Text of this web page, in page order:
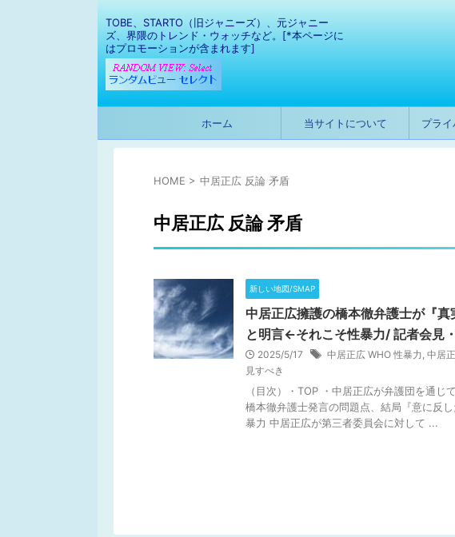
TOBE、STARTO（旧ジャニーズ）、元ジャニー
ズ、界隈のトレンド・ウォッチなど。[*本ページに
はプロモーションが含まれます]
ホーム 当サイトについて プラ
HOME > 中居正広 反論 矛盾
中居正広 反論 矛盾
新しい地図/SMAP
中居正広擁護の橋本徹弁護士が『真
と明言←それこそ性暴力/ 記者会見
2025/5/17 中居正広 WHO 性暴力, 中居
見すべき
（目次）・TOP ・中居正広が弁護団を通
橋本徹弁護士発言の問題点、結局『意に反
暴力 中居正広が第三者委員会に対して ...